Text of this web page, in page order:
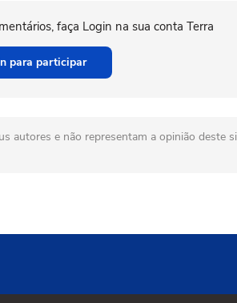
faça Login na sua conta Terra
para participar
autores e não representam a opinião deste